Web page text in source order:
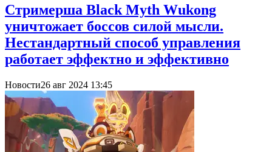
Стримерша Black Myth Wukong
уничтожает боссов силой мысли.
Нестандартный способ управления
работает эффектно и эффективно
Новости26 авг 2024 13:45